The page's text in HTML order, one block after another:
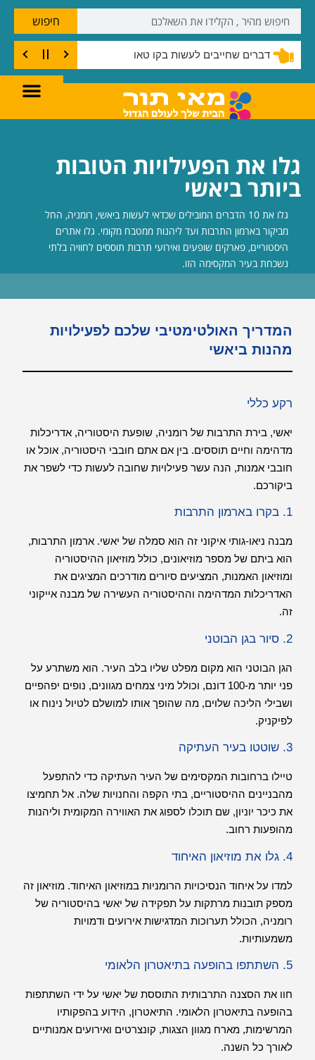
דברים שחייבים לעשות בקו טאו
חיפוש
גלו את הפעילויות הטובות
ביותר ביאשי
גלו את 10 הדברים המובילים שכדאי לעשות ביאשי, רומניה, החל
מביקור בארמון התרבות ועד ליהנות ממטבח מקומי. גלו אתרים
היסטוריים, פארקים שופעים ואירועי תרבות תוססים לחוויה בלתי
נשכחת בעיר המקסימה הזו.
המדריך האולטימטיבי שלכם לפעילויות
מהנות ביאשי
רקע כללי
יאשי, בירת התרבות של רומניה, שופעת היסטוריה, אדריכלות
מדהימה וחיים תוססים. בין אם אתם חובבי היסטוריה, אוכל או
חובבי אמנות, הנה עשר פעילויות שחובה לעשות כדי לשפר את
ביקורכם.
1. בקרו בארמון התרבות
מבנה ניאו-גותי איקוני זה הוא סמלה של יאשי. ארמון התרבות,
הוא ביתם של מספר מוזיאונים, כולל מוזיאון ההיסטוריה
ומוזיאון האמנות, המציעים סיורים מודרכים המציגים את
האדריכלות המדהימה וההיסטוריה העשירה של מבנה אייקוני
זה.
2. סיור בגן הבוטני
הגן הבוטני הוא מקום מפלט שליו בלב העיר. הוא משתרע על
פני יותר מ-100 דונם, וכולל מיני צמחים מגוונים, נופים יפהפיים
ושבילי הליכה שלוים, מה שהופך אותו למושלם לטיול נינוח או
לפיקניק.
3. שוטטו בעיר העתיקה
טיילו ברחובות המקסימים של העיר העתיקה כדי להתפעל
מהבניינים ההיסטוריים, בתי הקפה והחנויות שלה. אל תחמיצו
את כיכר יוניון, שם תוכלו לספוג את האווירה המקומית וליהנות
מהופעות רחוב.
4. גלו את מוזיאון האיחוד
למדו על איחוד הנסיכויות הרומניות במוזיאון האיחוד. מוזיאון זה
מספק תובנות מרתקות על תפקידה של יאשי בהיסטוריה של
רומניה, הכולל תערוכות המדגישות אירועים ודמויות
משמעותיות.
5. השתתפו בהופעה בתיאטרון הלאומי
חוו את הסצנה התרבותית התוססת של יאשי על ידי השתתפות
בהופעה בתיאטרון הלאומי. התיאטרון, הידוע בהפקותיו
המרשימות, מארח מגוון הצגות, קונצרטים ואירועים אמנותיים
לאורך כל השנה.